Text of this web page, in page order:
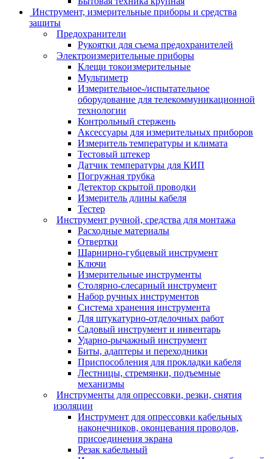
Инструмент, измерительные приборы и средства
защиты
Предохранители
Рукоятки для съема предохранителей
Электроизмерительные приборы
Клещи токоизмерительные
Мультиметр
Измерительное-/испытательное
оборудование для телекоммуникационной
технологии
Контрольный стержень
Аксессуары для измерительных приборов
Измеритель температуры и климата
Тестовый штекер
Датчик температуры для КИП
Погружная трубка
Детектор скрытой проводки
Измеритель длины кабеля
Тестер
Инструмент ручной, средства для монтажа
Расходные материалы
Отвертки
Шарнирно-губцевый инструмент
Ключи
Измерительные инструменты
Столярно-слесарный инструмент
Набор ручных инструментов
Система хранения инструмента
Для штукатурно-отделочных работ
Садовый инструмент и инвентарь
Ударно-рычажный инструмент
Биты, адаптеры и переходники
Приспособления для прокладки кабеля
Лестницы, стремянки, подъемные
механизмы
Инструменты для опрессовки, резки, снятия
изоляции
Инструмент для опрессовки кабельных
наконечников, оконцевания проводов,
присоединения экрана
Резак кабельный